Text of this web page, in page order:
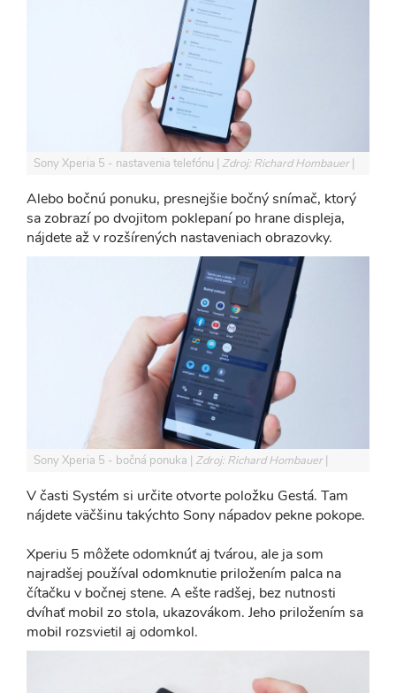
Sony Xperia 5 - nastavenia telefónu Zdroj: Richard Hombauer
Alebo bočnú ponuku, presnejšie bočný snímač, ktorý
sa zobrazí po dvojitom poklepaní po hrane displeja,
nájdete až v rozšírených nastaveniach obrazovky.
Sony Xperia 5 - bočná ponuka Zdroj: Richard Hombauer
V časti Systém si určite otvorte položku Gestá. Tam
nájdete väčšinu takýchto Sony nápadov pekne pokope.
Xperiu 5 môžete odomknúť aj tvárou, ale ja som
najradšej používal odomknutie priložením palca na
čítačku v bočnej stene. A ešte radšej, bez nutnosti
dvíhať mobil zo stola, ukazovákom. Jeho priložením sa
mobil rozsvietil aj odomkol.